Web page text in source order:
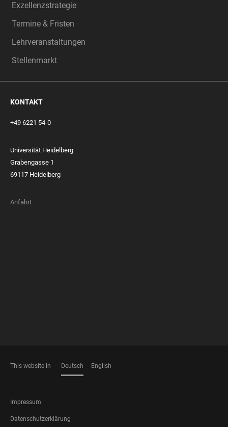
Exzellenzstrategie
Termine & Fristen
Lehrveranstaltungen
Stellenmarkt
KONTAKT
+49 6221 54-0
Universität Heidelberg
Grabengasse 1
69117 Heidelberg
Anfahrt
This website in Deutsch English
FOOTER
LEGAL
Impressum
Datenschutzerklärung